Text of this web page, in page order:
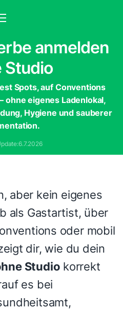
anmelden
Studio
Spots, auf Conventions
ohne eigenes Ladenlokal,
Hygiene und sauberer
6.7.2026
aber kein eigenes
als Gastartist, über
oder mobil
dir, wie du dein
Studio korrekt
es bei